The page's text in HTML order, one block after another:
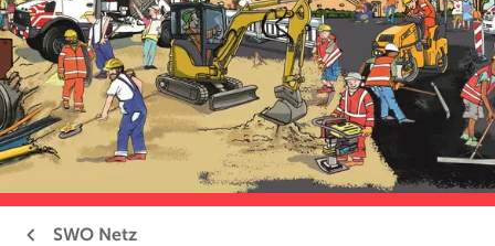
SWO Netz